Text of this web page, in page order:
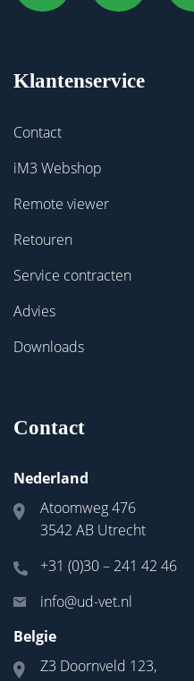
Klantenservice
Contact
iM3 Webshop
Remote viewer
Retouren
Service contracten
Advies
Downloads
Contact
Nederland
Atoomweg 476
3542 AB Utrecht
+31 (0)30 – 241 42 46
info@ud-vet.nl
Belgie
Z3 Doornveld 123,